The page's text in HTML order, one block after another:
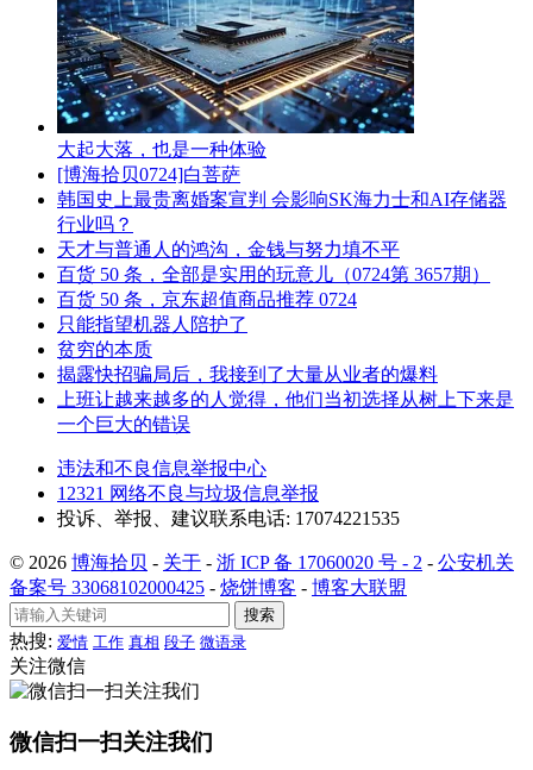
大起大落，也是一种体验
[博海拾贝0724]白菩萨
韩国史上最贵离婚案宣判 会影响SK海力士和AI存储器
行业吗？
天才与普通人的鸿沟，金钱与努力填不平
百货 50 条，全部是实用的玩意儿（0724第 3657期）
百货 50 条，京东超值商品推荐 0724
只能指望机器人陪护了
贫穷的本质
揭露快招骗局后，我接到了大量从业者的爆料
上班让越来越多的人觉得，他们当初选择从树上下来是
一个巨大的错误
违法和不良信息举报中心
12321 网络不良与垃圾信息举报
投诉、举报、建议联系电话: 17074221535
© 2026 博海拾贝 - 关于 - 浙 ICP 备 17060020 号 - 2 - 公安机关
备案号 33068102000425 - 烧饼博客 - 博客大联盟
搜索
热搜: 爱情 工作 真相 段子 微语录
关注微信
微信扫一扫关注我们